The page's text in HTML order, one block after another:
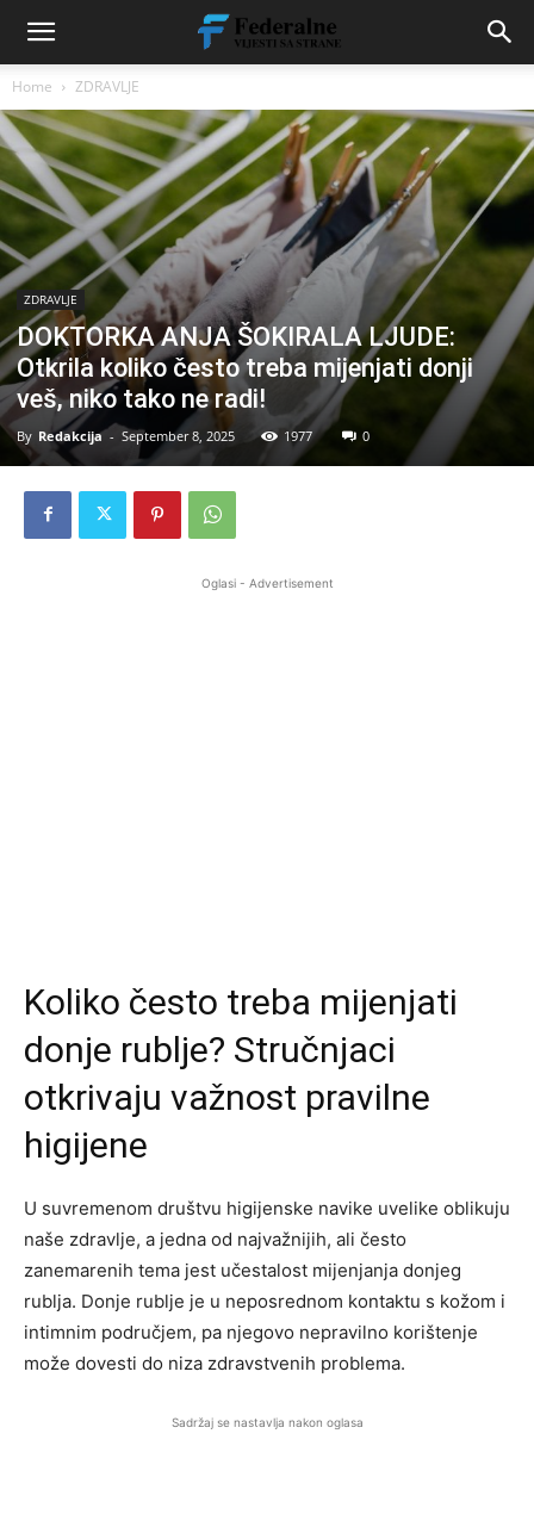
Home ZDRAVLJE
ZDRAVLJE
DOKTORKA ANJA ŠOKIRALA LJUDE:
Otkrila koliko često treba mijenjati donji
veš, niko tako ne radi!
By Redakcija - September 8, 2025 1977 0
Oglasi - Advertisement
Koliko često treba mijenjati
donje rublje? Stručnjaci
otkrivaju važnost pravilne
higijene
U suvremenom društvu higijenske navike uvelike oblikuju
naše zdravlje, a jedna od najvažnijih, ali često
zanemarenih tema jest učestalost mijenjanja donjeg
rublja. Donje rublje je u neposrednom kontaktu s kožom i
intimnim područjem, pa njegovo nepravilno korištenje
može dovesti do niza zdravstvenih problema.
Sadržaj se nastavlja nakon oglasa